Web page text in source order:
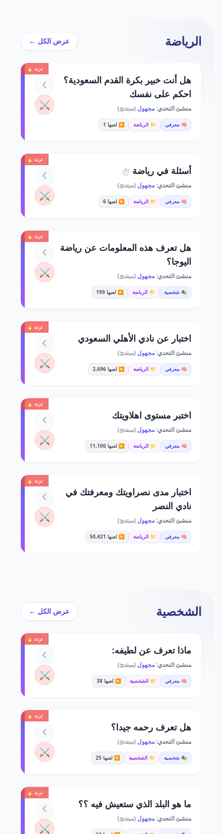
الرياضة عرض الكل ←
ترند 🔥
هل أنت خبير بكرة القدم السعودية؟
احكم على نفسك
منشئ التحدي:مجهول (مبتدئ)
🧠 معرفي 📁 الرياضة ▶️ لعبها 1
⚔️
ترند 🔥
أسئلة في رياضة ⏱️
منشئ التحدي:مجهول (مبتدئ)
🧠 معرفي 📁 الرياضة ▶️ لعبها 6 ⚔️
ترند 🔥
هل تعرف هذه المعلومات عن رياضة
اليوجا؟
منشئ التحدي:مجهول (مبتدئ)
🎭 شخصية 📁 الرياضة ▶️ لعبها 199
⚔️
ترند 🔥
اختبار عن نادي الأهلي السعودي
منشئ التحدي:مجهول (مبتدئ)
🧠 معرفي 📁 الرياضة ▶️ لعبها 2,696 ⚔️
ترند 🔥
اختبر مستوى اهلاويتك
منشئ التحدي:مجهول (مبتدئ)
🧠 معرفي 📁 الرياضة ▶️ لعبها 11,100 ⚔️
ترند 🔥
اختبار مدى نصراويتك ومعرفتك في
نادي النصر
منشئ التحدي:مجهول (مبتدئ)
🧠 معرفي 📁 الرياضة ▶️ لعبها 50,421
⚔️
الشخصية عرض الكل ←
ترند 🔥
ماذا تعرف عن لطيفه:
منشئ التحدي:مجهول (مبتدئ)
🧠 معرفي 📁 الشخصية ▶️ لعبها 38 ⚔️
ترند 🔥
هل تعرف رحمه جيدا؟
منشئ التحدي:مجهول (مبتدئ)
🎭 شخصية 📁 الشخصية ▶️ لعبها 25 ⚔️
ترند 🔥
ما هو البلد الذي ستعيش فيه ؟؟
منشئ التحدي:مجهول (مبتدئ)
⚔️